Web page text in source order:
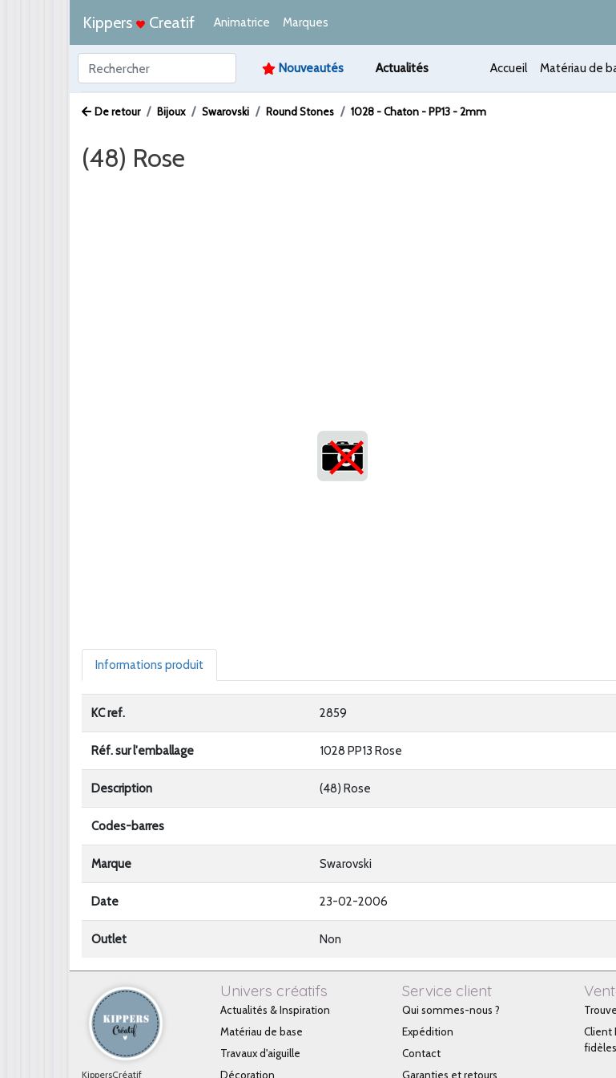
Kippers Creatif Animatrice Marques
Nouveautés Actualités Accueil Matériau de
De retour Bijoux Swarovski Round Stones 1028 - Chaton - PP13 - 2mm
(48) Rose
Informations produit
KC ref. 2859
Réf. sur l'emballage 1028 PP13 Rose
Description (48) Rose
Codes-barres
Marque Swarovski
Date 23-02-2006
Outlet Non
KippersCréatif
Univers créatifs
Actualités & Inspiration
Matériau de base
Travaux d'aiguille
Décoration
Service client
Qui sommes-nous ?
Expédition
Contact
Garanties et retours
Client
fidèles